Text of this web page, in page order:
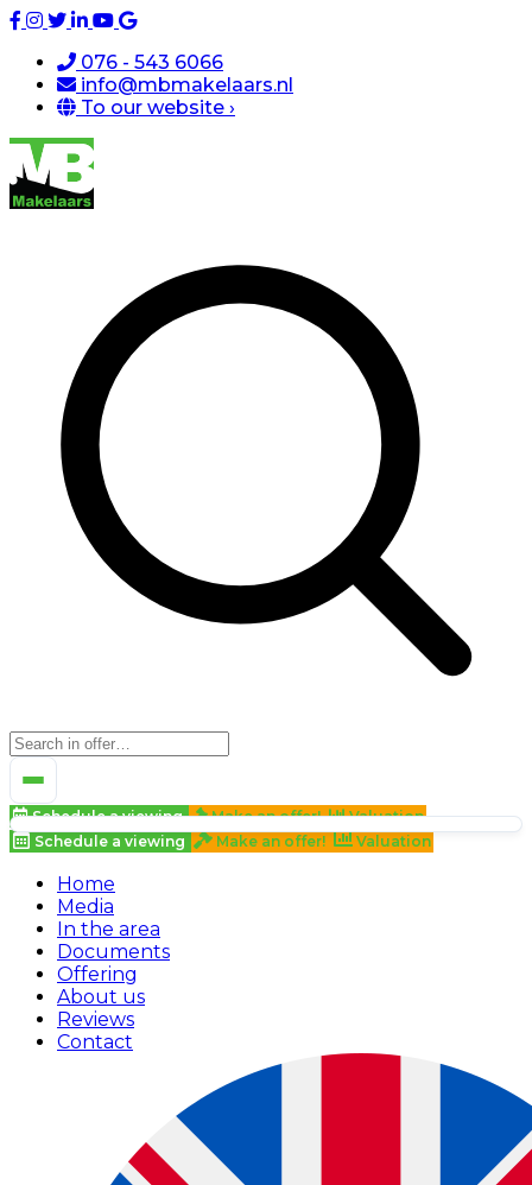
076 - 543 6066
info@mbmakelaars.nl
To our website ›
Schedule a viewing Make an offer!
Valuation
Schedule a viewing
Make an offer! Valuation
Home
Media
In the area
Documents
Offering
About us
Reviews
Contact